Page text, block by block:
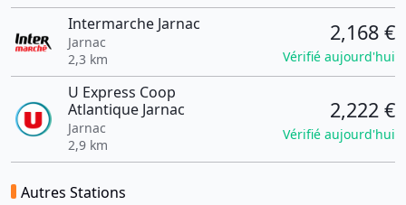
Intermarche Jarnac
Jarnac
2,3 km
2,168 €
Vérifié aujourd'hui
U Express Coop
Atlantique Jarnac
Jarnac
2,9 km
2,222 €
Vérifié aujourd'hui
Autres Stations